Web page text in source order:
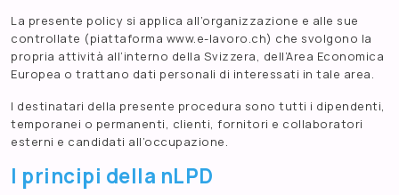
La presente policy si applica all’organizzazione e alle sue
controllate (piattaforma www.e-lavoro.ch) che svolgono la
propria attività all’interno della Svizzera, dell’Area Economica
Europea o trattano dati personali di interessati in tale area.
I destinatari della presente procedura sono tutti i dipendenti,
temporanei o permanenti, clienti, fornitori e collaboratori
esterni e candidati all’occupazione.
I principi della nLPD